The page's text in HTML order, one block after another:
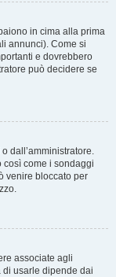
in cima alla prima
annunci). Come si
e dovrebbero
può decidere se
dall’amministratore.
così come i sondaggi
venire bloccato per
associate agli
usarle dipende dai